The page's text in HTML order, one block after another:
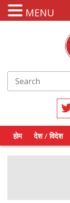
होम देश / विदेश
MENU